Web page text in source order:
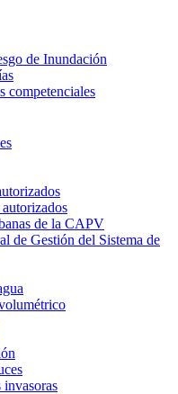
de Inundación
competenciales
de la CAPV
de Gestión del Sistema de
invasoras